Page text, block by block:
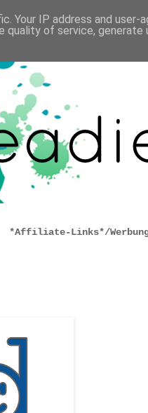
*Affiliate-Links*/Werbung
Your IP address and user-
quality of service, generate